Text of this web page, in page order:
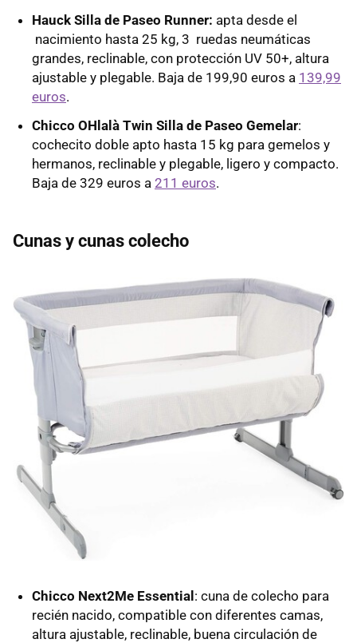
Hauck Silla de Paseo Runner: apta desde el
nacimiento hasta 25 kg, 3 ruedas neumáticas
grandes, reclinable, con protección UV 50+, altura
ajustable y plegable. Baja de 199,90 euros a 139,99
euros.
Chicco OHlalà Twin Silla de Paseo Gemelar:
cochecito doble apto hasta 15 kg para gemelos y
hermanos, reclinable y plegable, ligero y compacto.
Baja de 329 euros a 211 euros.
Cunas y cunas colecho
Chicco Next2Me Essential: cuna de colecho para
recién nacido, compatible con diferentes camas,
altura ajustable, reclinable, buena circulación de